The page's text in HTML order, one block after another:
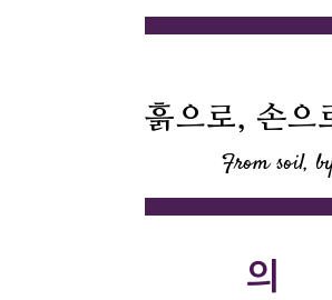
흙으로, 손으
From soil,
의